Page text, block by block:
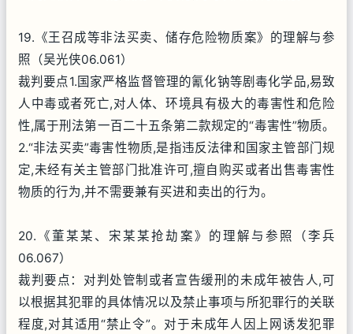
19.《王召成等非法买卖、储存危险物质案》的理解与参
照（吴光侠06.061）
裁判要点1.国家严格监督管理的氰化钠等剧毒化学品,易致
人中毒或者死亡,对人体、环境具有极大的毒害性和危险
性,属于刑法第一百二十五条第二款规定的“毒害性”物质。
2.“非法买卖”毒害性物质,是指违反法律和国家主管部门规
定,未经有关主管部门批准许可,擅自购买或者出售毒害性
物质的行为,并不需要兼有买进和卖出的行为。
20.《董某某、宋某某抢劫案》的理解与参照（李兵
06.067）
裁判要点：对判处管制或者宣告缓刑的未成年被告人,可
以根据其犯罪的具体情况以及禁止事项与所犯罪行的关联
程度,对其适用“禁止令”。对于未成年人因上网诱发犯罪